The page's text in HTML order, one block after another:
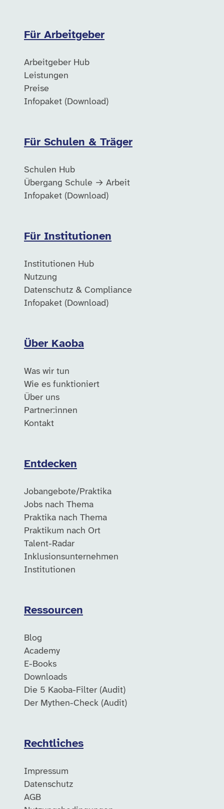
Für Arbeitgeber
Arbeitgeber Hub
Leistungen
Preise
Infopaket (Download)
Für Schulen & Träger
Schulen Hub
Übergang Schule → Arbeit
Infopaket (Download)
Für Institutionen
Institutionen Hub
Nutzung
Datenschutz & Compliance
Infopaket (Download)
Über Kaoba
Was wir tun
Wie es funktioniert
Über uns
Partner:innen
Kontakt
Entdecken
Jobangebote/Praktika
Jobs nach Thema
Praktika nach Thema
Praktikum nach Ort
Talent-Radar
Inklusionsunternehmen
Institutionen
Ressourcen
Blog
Academy
E-Books
Downloads
Die 5 Kaoba-Filter (Audit)
Der Mythen-Check (Audit)
Rechtliches
Impressum
Datenschutz
AGB